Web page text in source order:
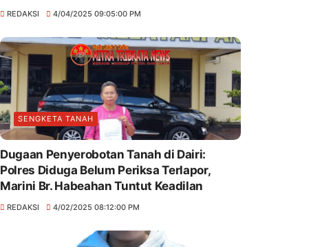
REDAKSI 4/04/2025 09:05:00 PM
SENGKETA TANAH
Dugaan Penyerobotan Tanah di Dairi:
Polres Diduga Belum Periksa Terlapor,
Marini Br. Habeahan Tuntut Keadilan
REDAKSI 4/02/2025 08:12:00 PM